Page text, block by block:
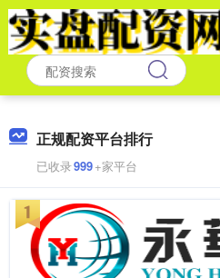
正规配资平台排行
已收录999+家平台